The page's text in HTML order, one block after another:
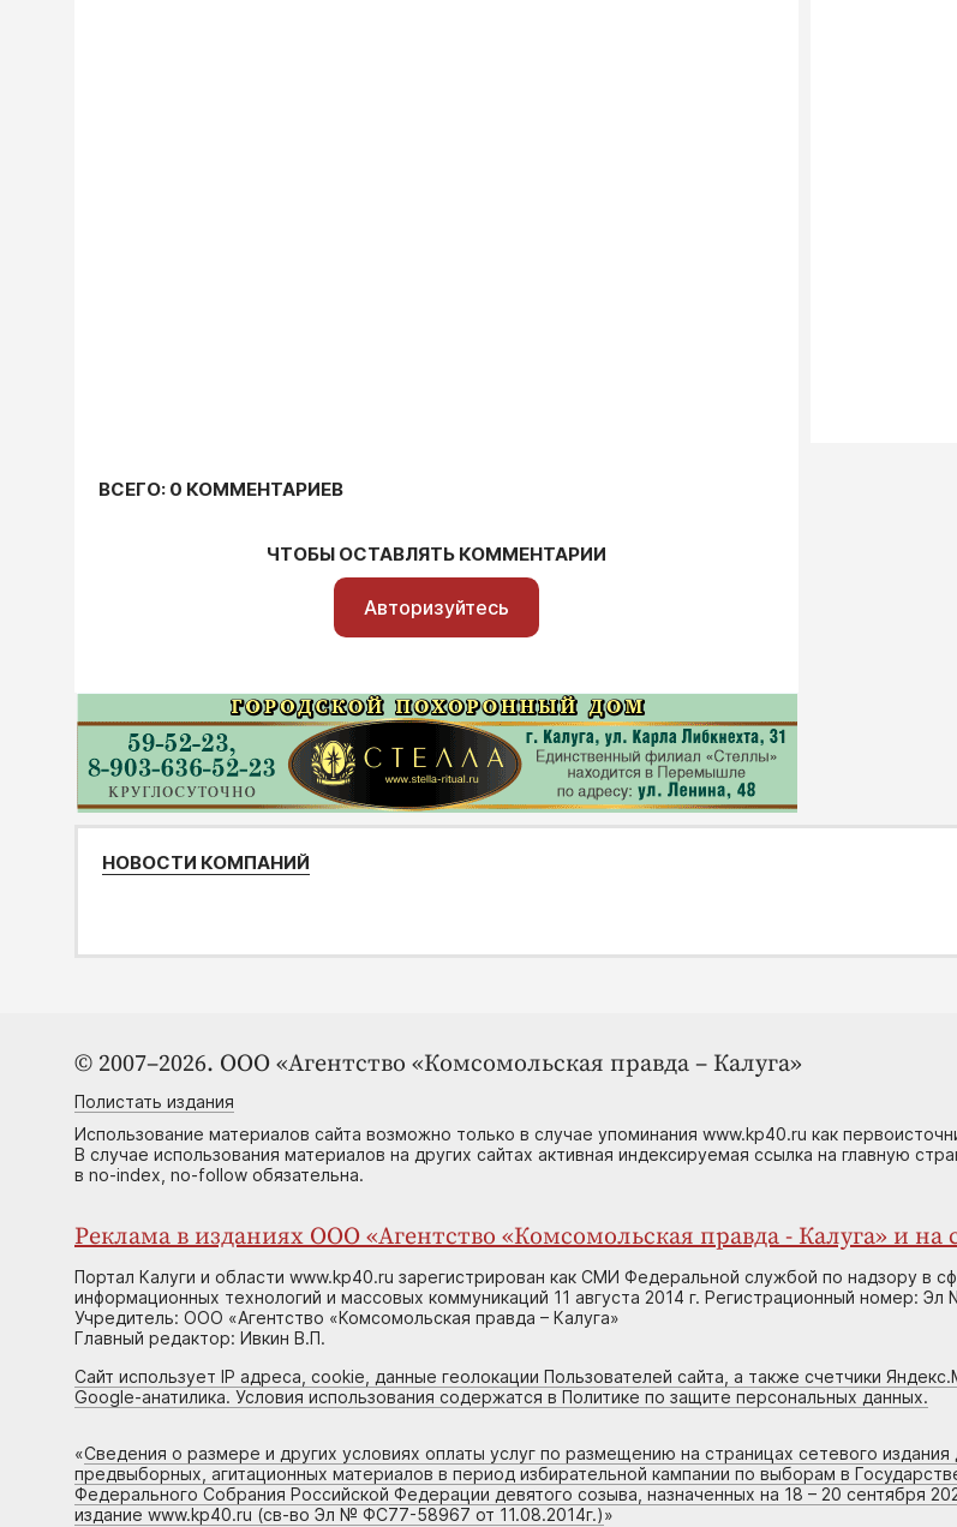
ВСЕГО: 0 КОММЕНТАРИЕВ
ЧТОБЫ ОСТАВЛЯТЬ КОММЕНТАРИИ
Авторизуйтесь
НОВОСТИ КОМПАНИЙ
© 2007–2026. ООО «Агентство «Комсомольская правда – Калуга»
Полистать издания
Использование материалов сайта возможно только в случае упоминания www.kp40.ru как
В случае использования материалов на других сайтах активная индексируемая ссылка на главную
в no-index, no-follow обязательна.
Реклама в изданиях ООО «Агентство «Комсомольская правда - Калуга» и на
Портал Калуги и области www.kp40.ru зарегистрирован как СМИ Федеральной службой по надзору в
информационных технологий и массовых коммуникаций 11 августа 2014 г. Регистрационный номер:
Учредитель: ООО «Агентство «Комсомольская правда – Калуга»
Главный редактор: Ивкин В.П.
Сайт использует IP адреса, cookie, данные геолокации Пользователей сайта, а также счетчики
Google-анатилика. Условия использования содержатся в Политике по защите персональных данных.
«Сведения о размере и других условиях оплаты услуг по размещению на страницах сетевого
предвыборных, агитационных материалов в период избирательной кампании по выборам в
Федерального Собрания Российской Федерации девятого созыва, назначенных на 18 – 20 сентября
издание www.kp40.ru (св-во Эл № ФС77-58967 от 11.08.2014г.)»